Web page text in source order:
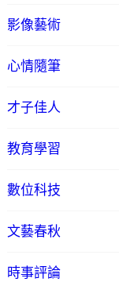
影像藝術
心情隨筆
才子佳人
教育學習
數位科技
文藝春秋
時事評論